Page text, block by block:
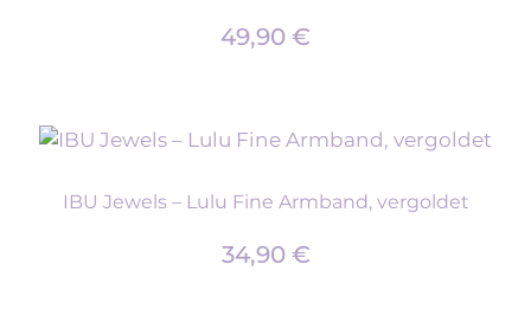
49,90 €
IBU Jewels – Lulu Fine Armband, vergoldet
34,90 €